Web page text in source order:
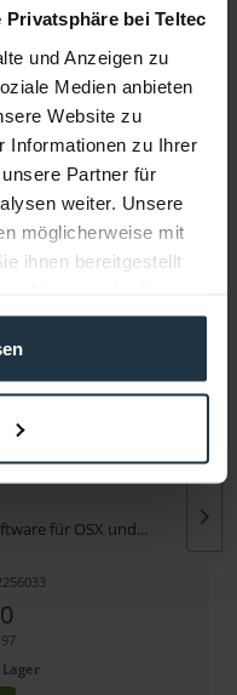
bei Teltec
und Anzeigen zu
Medien anbieten
Website zu
Informationen zu Ihrer
Partner für
weiter. Unsere
möglicherweise mit
ihnen bereitgestellt
verfübar......mehr
Design ansehen
für OSX und...